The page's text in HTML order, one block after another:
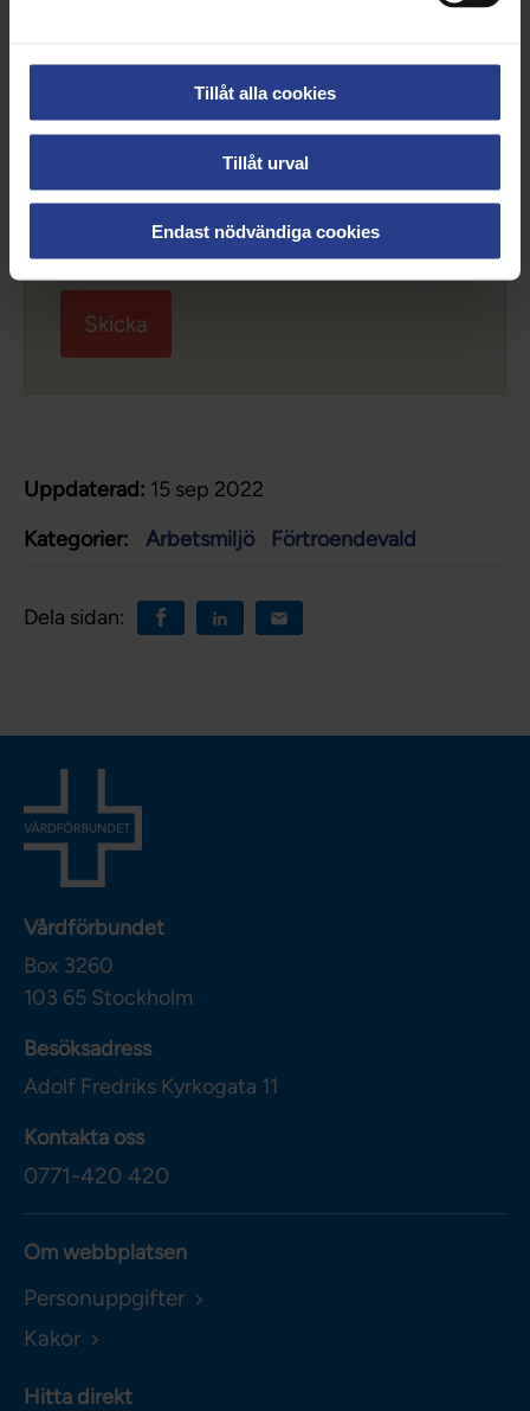
Tillåt alla cookies
Tillåt urval
Endast nödvändiga cookies
Jag har tagit del av informationen om
hur Vårdförbundet hanterar
personuppgifter*.
* Obligatoriska fält
Skicka
Uppdaterad: 15 sep 2022
Kategorier:
Arbetsmiljö Förtroendevald
Dela sidan:
Vårdförbundet
Box 3260
103 65 Stockholm
Besöksadress
Adolf Fredriks Kyrkogata 11
Kontakta oss
0771-420 420
Om webbplatsen
Personuppgifter
Kakor
Hitta direkt